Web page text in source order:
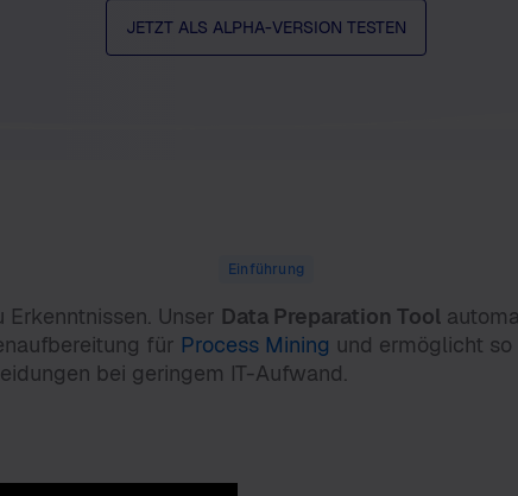
JETZT ALS ALPHA-VERSION TESTEN
Einführung
Erkenntnissen. Unser Data Preparation Tool
für Process Mining und ermöglicht so
bei geringem IT-Aufwand.